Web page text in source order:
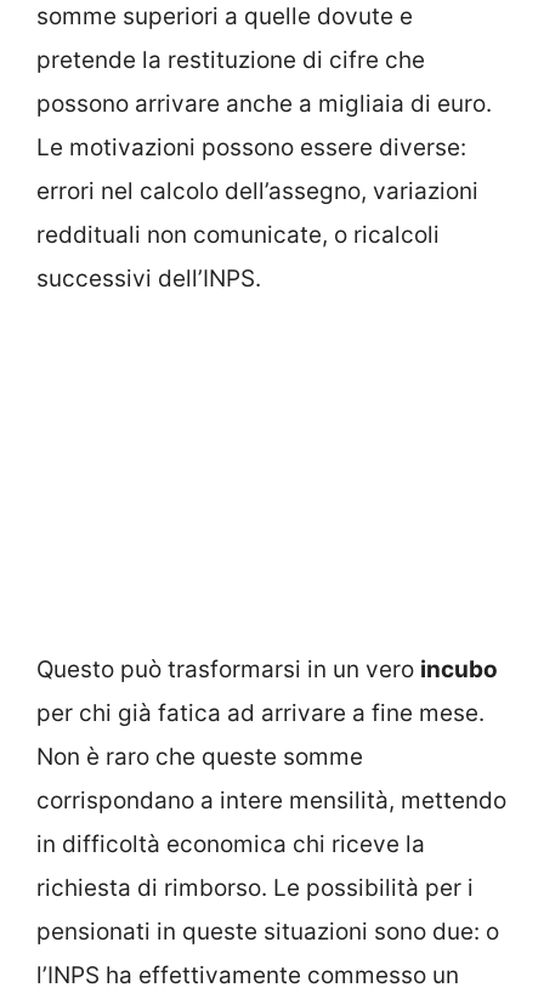
somme superiori a quelle dovute e
pretende la restituzione di cifre che
possono arrivare anche a migliaia di euro.
Le motivazioni possono essere diverse:
errori nel calcolo dell’assegno, variazioni
reddituali non comunicate, o ricalcoli
successivi dell’INPS.
Questo può trasformarsi in un vero incubo
per chi già fatica ad arrivare a fine mese.
Non è raro che queste somme
corrispondano a intere mensilità, mettendo
in difficoltà economica chi riceve la
richiesta di rimborso. Le possibilità per i
pensionati in queste situazioni sono due: o
l’INPS ha effettivamente commesso un